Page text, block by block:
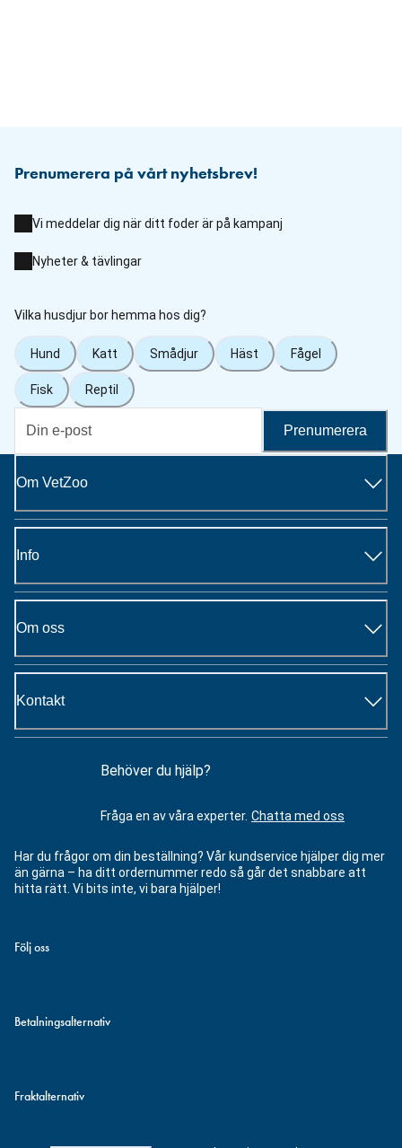
Prenumerera på vårt nyhetsbrev!
Vi meddelar dig när ditt foder är på kampanj
Nyheter & tävlingar
Vilka husdjur bor hemma hos dig?
Hund Katt Smådjur Häst Fågel
Fisk Reptil
Prenumerera
Om VetZoo
Info
Om oss
Kontakt
Behöver du hjälp?
Fråga en av våra experter. Chatta med oss
Har du frågor om din beställning? Vår kundservice hjälper dig mer
än gärna – ha ditt ordernummer redo så går det snabbare att
hitta rätt. Vi bits inte, vi bara hjälper!
Följ oss
Betalningsalternativ
Fraktalternativ